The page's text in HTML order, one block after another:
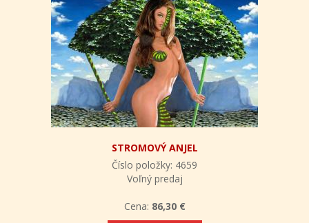
STROMOVÝ ANJEL
Číslo položky: 4659
Voľný predaj
Cena: 86,30 €